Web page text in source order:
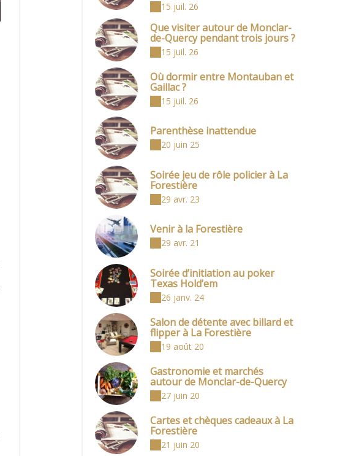
15 juil. 26
Que visiter autour de Monclar-
de-Quercy pendant trois jours ?
15 juil. 26
Où dormir entre Montauban et
Gaillac ?
15 juil. 26
Parenthèse inattendue
20 juin 25
Soirée jeu de rôle policier à La
Forestière
29 avr. 23
Venir à la Forestière
29 avr. 21
Soirée d’initiation au poker
Texas Hold’em
26 janv. 24
Salon de détente avec billard et
flipper à La Forestière
19 août 20
Gastronomie et marchés
autour de Monclar-de-Quercy
27 juin 20
Cartes et chèques cadeaux à La
Forestière
21 juin 20